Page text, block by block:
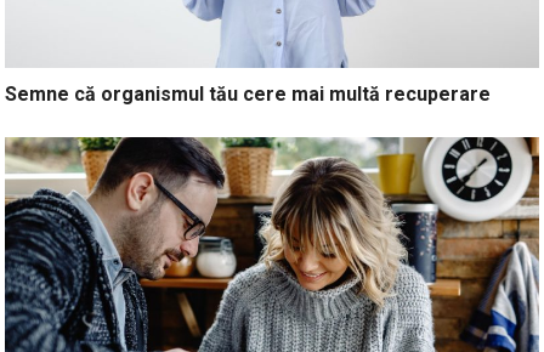
Semne că organismul tău cere mai multă recuperare